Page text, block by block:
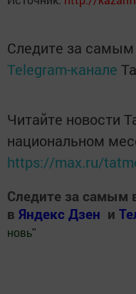
Следите за
Telegram-канале
Читайте новости
национальном
https://max.ru/
Следите за
в Яндекс Дзен и
новь"